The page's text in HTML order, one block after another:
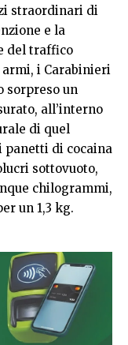
straordinari di
e la
del traffico
i Carabinieri
sorpreso un
all’interno
di quel
panetti di cocaina
sottovuoto,
chilogrammi,
un 1,3 kg.